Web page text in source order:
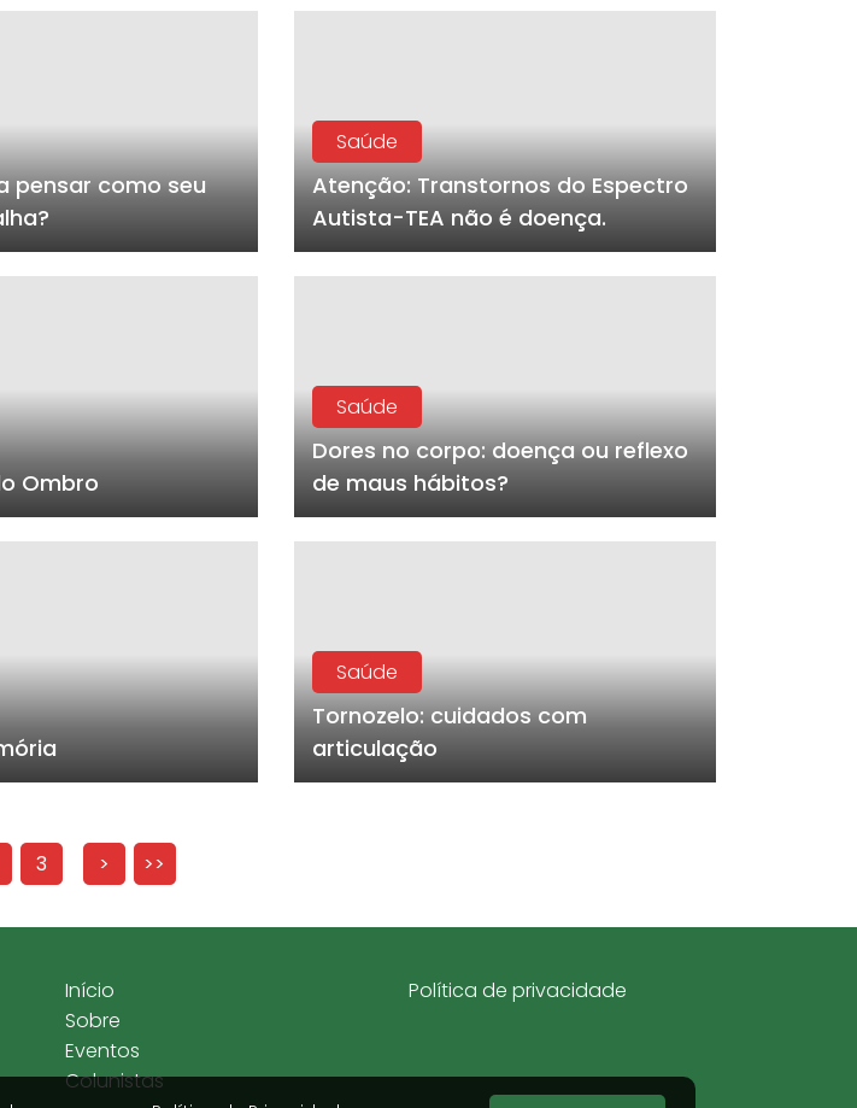
pensar como seu
Saúde
Atenção: Transtornos do Espectro
Autista-TEA não é doença.
Ombro
Saúde
Dores no corpo: doença ou reflexo
de maus hábitos?
Saúde
Tornozelo: cuidados com
articulação
3 > >>
Início
Sobre
Eventos
Colunistas
Política de privacidade